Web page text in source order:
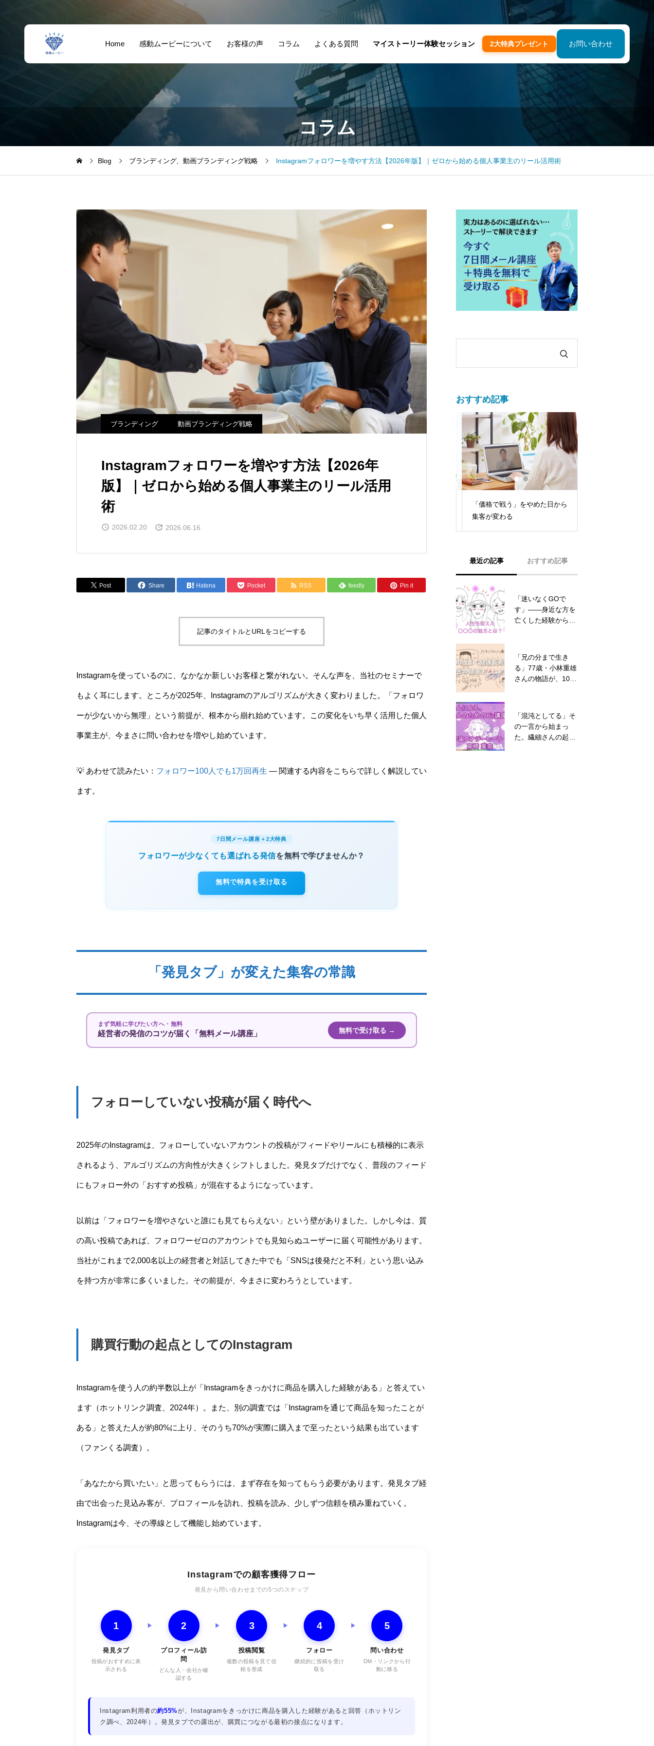
Home 感動ムービーについて お客様の声 コラム よくある質問 マイストーリー体験セッション 2大特典プレゼント お問い合わせ
コラム
Blog ブランディング 動画ブランディング戦略 Instagramフォロワーを増やす方法【2026年版】｜ゼロから始める個人事業主のリール活用術
ブランディング 動画ブランディング戦略
Instagramフォロワーを増やす方法【2026年
版】｜ゼロから始める個人事業主のリール活用
術
2026.02.20 2026.06.16
Post Share Hatena Pocket RSS feedly Pin it
記事のタイトルとURLをコピーする
Instagramを使っているのに、なかなか新しいお客様と繋がれない。そんな声を、当社のセミナーで
もよく耳にします。ところが2025年、Instagramのアルゴリズムが大きく変わりました。「フォロワ
ーが少ないから無理」という前提が、根本から崩れ始めています。この変化をいち早く活用した個人
事業主が、今まさに問い合わせを増やし始めています。
💡 あわせて読みたい： フォロワー100人でも1万回再生 — 関連する内容をこちらで詳しく解説してい
ます。
7日間メール講座＋2大特典
フォロワーが少なくても選ばれる発信を無料で学びませんか？
無料で特典を受け取る
「発見タブ」が変えた集客の常識
まず気軽に学びたい方へ・無料
経営者の発信のコツが届く「無料メール講座」 無料で受け取る →
フォローしていない投稿が届く時代へ
2025年のInstagramは、フォローしていないアカウントの投稿がフィードやリールにも積極的に表示
されるよう、アルゴリズムの方向性が大きくシフトしました。発見タブだけでなく、普段のフィード
にもフォロー外の「おすすめ投稿」が混在するようになっています。
以前は「フォロワーを増やさないと誰にも見てもらえない」という壁がありました。しかし今は、質
の高い投稿であれば、フォロワーゼロのアカウントでも見知らぬユーザーに届く可能性があります。
当社がこれまで2,000名以上の経営者と対話してきた中でも「SNSは後発だと不利」という思い込み
を持つ方が非常に多くいました。その前提が、今まさに変わろうとしています。
購買行動の起点としてのInstagram
Instagramを使う人の約半数以上が「Instagramをきっかけに商品を購入した経験がある」と答えてい
ます（ホットリンク調査、2024年）。また、別の調査では「Instagramを通じて商品を知ったことが
ある」と答えた人が約80%に上り、そのうち70%が実際に購入まで至ったという結果も出ています
（ファンくる調査）。
「あなたから買いたい」と思ってもらうには、まず存在を知ってもらう必要があります。発見タブ経
由で出会った見込み客が、プロフィールを訪れ、投稿を読み、少しずつ信頼を積み重ねていく。
Instagramは今、その導線として機能し始めています。
Instagramでの顧客獲得フロー
発見から問い合わせまでの5つのステップ
1
発見タブ
投稿がおすすめに表
示される
2
プロフィール訪
問
どんな人・会社か確
認する
3
投稿閲覧
複数の投稿を見て信
頼を形成
4
フォロー
継続的に投稿を受け
取る
5
問い合わせ
DM・リンクから行
動に移る
Instagram利用者の約55%が、Instagramをきっかけに商品を購入した経験があると回答（ホットリン
ク調べ、2024年）。発見タブでの露出が、購買につながる最初の接点になります。
おすすめ記事
「価格で戦う」をやめた日から
集客が変わる
最近の記事 おすすめ記事
「迷いなくGOで
す」――身近な方を
亡くした経験から、
分
「兄の分まで生き
る」77歳・小林重雄
さんの物語が、10分
「混沌としてる」そ
の一言から始まっ
た。繊細さんの起業
【2026年版】競合と
差別化する方法｜
「失敗談コンテン
個人ブランディング
の始め方【完全版】
｜自己分析〜SNS発
お客様の声①